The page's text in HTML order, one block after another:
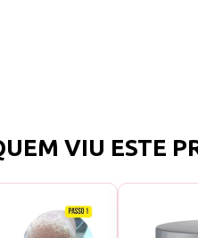
VIU ESTE